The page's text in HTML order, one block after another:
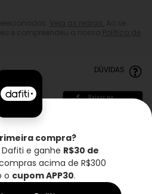
DÚVIDAS
Troca grátis Entrega rápida
compra?
e ganhe R$30 de
acima de R$300
o cupom APP30.